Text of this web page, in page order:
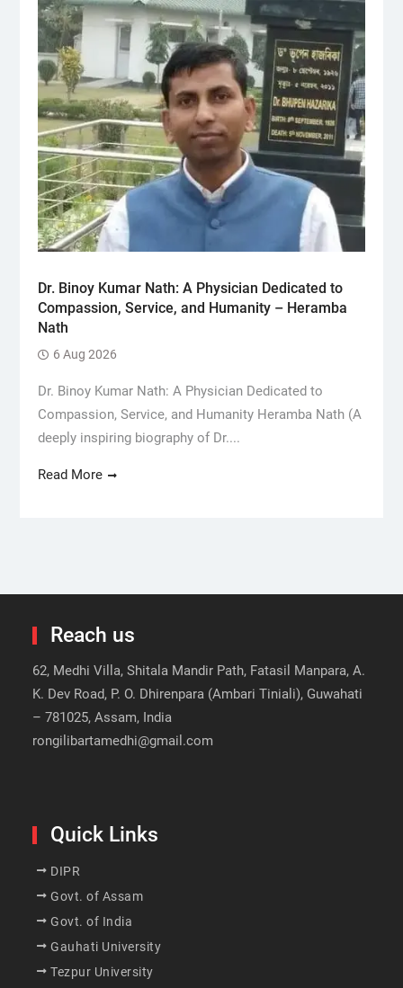
Dr. Binoy Kumar Nath: A Physician Dedicated to
Compassion, Service, and Humanity – Heramba
Nath
6 Aug 2026
Dr. Binoy Kumar Nath: A Physician Dedicated to
Compassion, Service, and Humanity Heramba Nath (A
deeply inspiring biography of Dr....
Read More
Reach us
62, Medhi Villa, Shitala Mandir Path, Fatasil Manpara, A.
K. Dev Road, P. O. Dhirenpara (Ambari Tiniali), Guwahati
– 781025, Assam, India
rongilibartamedhi@gmail.com
Quick Links
DIPR
Govt. of Assam
Govt. of India
Gauhati University
Tezpur University